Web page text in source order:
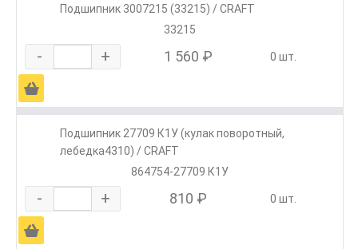
Подшипник 3007215 (33215) / CRAFT
33215
- + 1 560 ₽ 0 шт.
Ä
Подшипник 27709 К1У (кулак поворотный,
лебедка4310) / CRAFT
864754-27709 К1У
- + 810 ₽ 0 шт.
Ä